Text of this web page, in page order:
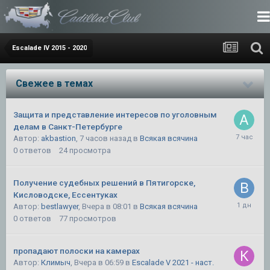
Escalade IV 2015 - 2020
Свежее в темах
Защита и представление интересов по уголовным
делам в Санкт-Петербурге
Автор: akbastion, 7 часов назад в Всякая всячина
0 ответов 24 просмотра
Получение судебных решений в Пятигорске,
Кисловодске, Ессентуках
Автор: bestlawyer, Вчера в 08:01 в Всякая всячина
0 ответов 77 просмотров
пропадают полоски на камерах
Автор: Климыч, Вчера в 06:59 в Escalade V 2021 - наст.